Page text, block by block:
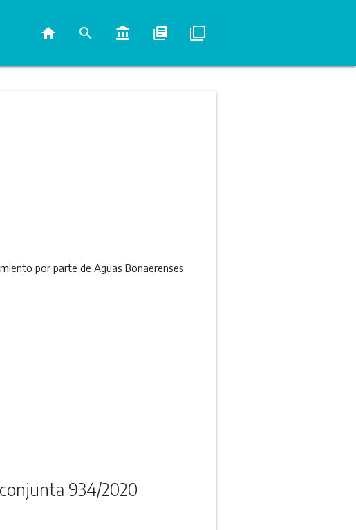
home search account_balance library_books filter_none
por parte de Aguas Bonaerenses
934/2020